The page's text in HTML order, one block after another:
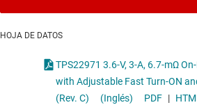
HOJA DE DATOS
TPS22971 3.6-V, 3-A, 6.7-mΩ On-
with Adjustable Fast Turn-ON
(Rev. C)
(Inglés) PDF |